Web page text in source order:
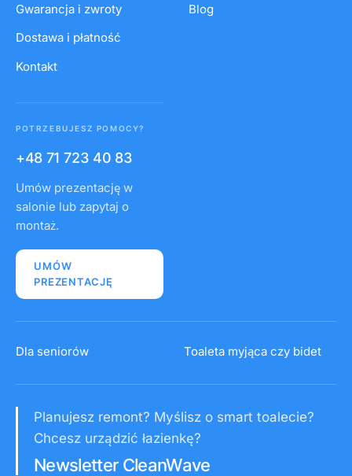
Gwarancja i zwroty
Dostawa i płatność
Kontakt
Blog
POTRZEBUJESZ POMOCY?
+48 71 723 40 83
Umów prezentację w
salonie lub zapytaj o
montaż.
UMÓW
PREZENTACJĘ
Dla seniorów Toaleta myjąca czy bidet
Planujesz remont? Myślisz o smart toalecie?
Chcesz urządzić łazienkę?
Newsletter CleanWave